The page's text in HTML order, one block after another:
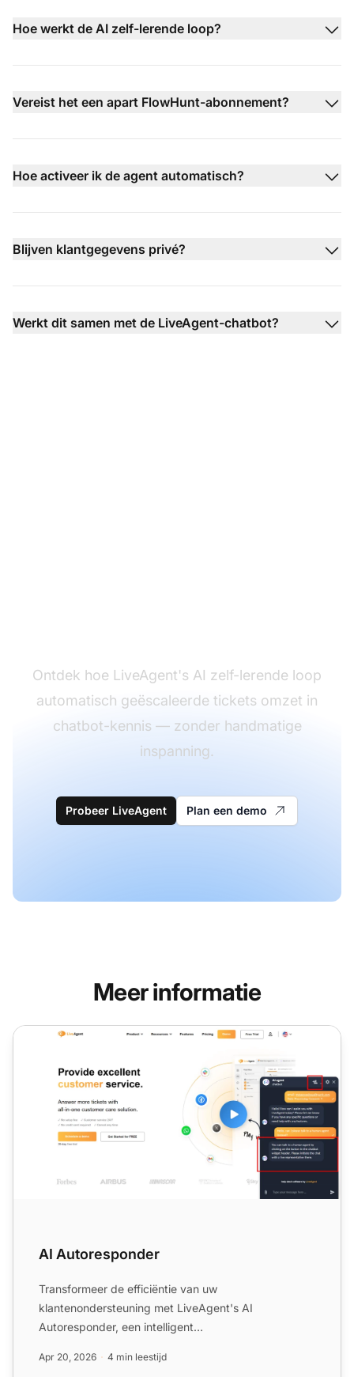
Hoe werkt de AI zelf-lerende loop?
Vereist het een apart FlowHunt-abonnement?
Hoe activeer ik de agent automatisch?
Blijven klantgegevens privé?
Werkt dit samen met de LiveAgent-chatbot?
Ontdek hoe LiveAgent's AI zelf-lerende loop
automatisch geëscaleerde tickets omzet in
chatbot-kennis — zonder handmatige
inspanning.
Probeer LiveAgent Plan een demo
Meer informatie
AI Autoresponder
AI Autoresponder
Transformeer de efficiëntie van uw
klantenondersteuning met LiveAgent's AI
Autoresponder, een intelligent
gepersonaliseer...
Apr 20, 2026 4 min leestijd